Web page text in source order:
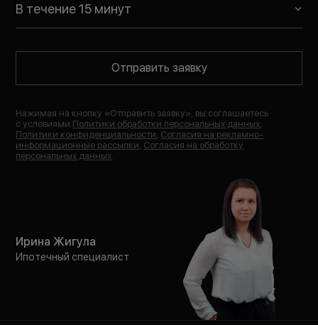
В течение 15 минут
Отправить заявку
Нажимая на кнопку «Отправить заявку», вы соглашаетесь
с условиями Политики обработки персональных данных
Политики конфиденциальности Согласия на рекламно-
информационные рассылки Согласия на обработку
персональных данных
Ирина Жигула
Ипотечный специалист